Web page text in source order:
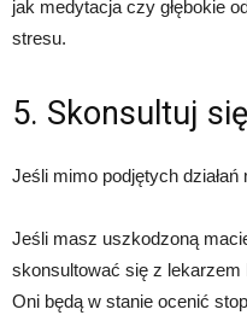
jak medytacja czy głębokie
stresu.
5. Skonsultuj
Jeśli mimo podjętych działań
Jeśli masz uszkodzoną
skonsultować się z lekarzem
Oni będą w stanie ocenić